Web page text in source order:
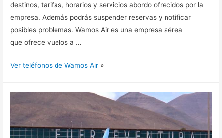
destinos, tarifas, horarios y servicios abordo ofrecidos por la
empresa. Además podrás suspender reservas y notificar
posibles problemas. Wamos Air es una empresa aérea
que ofrece vuelos a …
Ver teléfonos de Wamos Air »